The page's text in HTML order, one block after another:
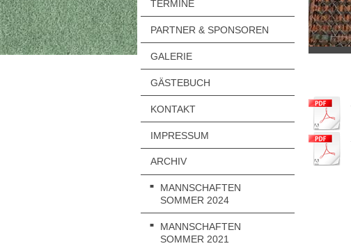
TERMINE
PARTNER & SPONSOREN
GALERIE
GÄSTEBUCH
KONTAKT
IMPRESSUM
ARCHIV
MANNSCHAFTEN
SOMMER 2024
MANNSCHAFTEN
SOMMER 2021